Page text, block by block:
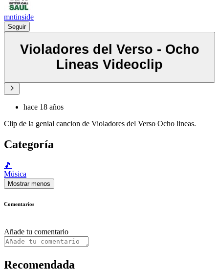
mntinside
Seguir
Violadores del Verso - Ocho
Lineas Videoclip
hace 18 años
Clip de la genial cancion de Violadores del Verso Ocho lineas.
Categoría
🎵
Música
Mostrar menos
Comentarios
Añade tu comentario
Recomendada